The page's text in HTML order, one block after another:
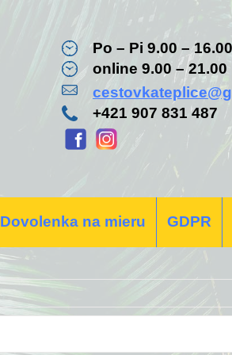
Po – Pi 9.00 – 16.00
online 9.00 – 21.00
+421 907 831 487
Dovolenka na mieru GDPR